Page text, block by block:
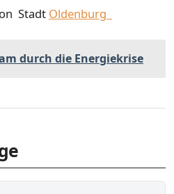
Stadt Oldenburg
durch die Energiekrise